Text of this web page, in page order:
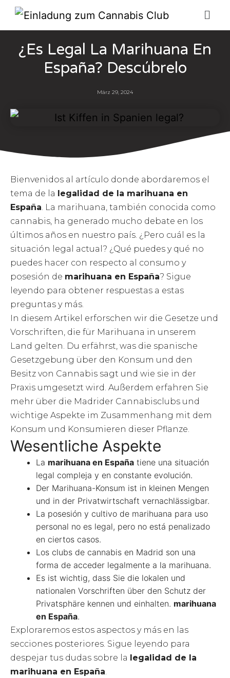
¿Es Legal La Marihuana En
España? Descúbrelo
März 29, 2024
Bienvenidos al artículo donde abordaremos el
tema de la legalidad de la marihuana en
España. La marihuana, también conocida como
cannabis, ha generado mucho debate en los
últimos años en nuestro país. ¿Pero cuál es la
situación legal actual? ¿Qué puedes y qué no
puedes hacer con respecto al consumo y
posesión de marihuana en España? Sigue
leyendo para obtener respuestas a estas
preguntas y más.
In diesem Artikel erforschen wir die Gesetze und
Vorschriften, die für Marihuana in unserem
Land gelten. Du erfährst, was die spanische
Gesetzgebung über den Konsum und den
Besitz von Cannabis sagt und wie sie in der
Praxis umgesetzt wird. Außerdem erfahren Sie
mehr über die Madrider Cannabisclubs und
wichtige Aspekte im Zusammenhang mit dem
Konsum und Konsumieren dieser Pflanze.
Wesentliche Aspekte
La marihuana en España tiene una situación
legal compleja y en constante evolución.
Der Marihuana-Konsum ist in kleinen Mengen
und in der Privatwirtschaft vernachlässigbar.
La posesión y cultivo de marihuana para uso
personal no es legal, pero no está penalizado
en ciertos casos.
Los clubs de cannabis en Madrid son una
forma de acceder legalmente a la marihuana.
Es ist wichtig, dass Sie die lokalen und
nationalen Vorschriften über den Schutz der
Privatsphäre kennen und einhalten. marihuana
en España.
Exploraremos estos aspectos y más en las
secciones posteriores. Sigue leyendo para
despejar tus dudas sobre la legalidad de la
marihuana en España.